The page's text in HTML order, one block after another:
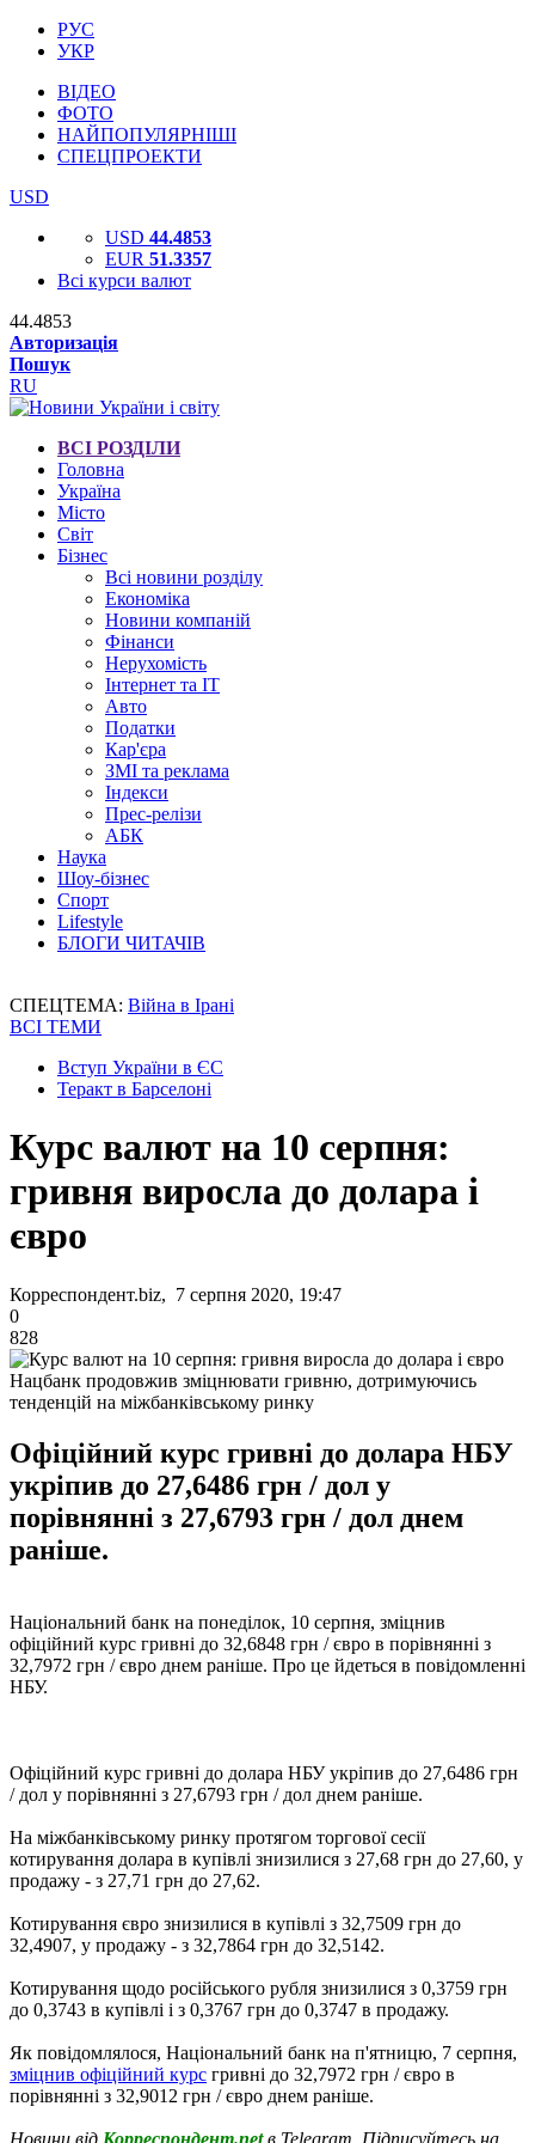
РУС
УКР
ВІДЕО
ФОТО
НАЙПОПУЛЯРНІШІ
СПЕЦПРОЕКТИ
USD
USD 44.4853
EUR 51.3357
Всі курси валют
44.4853
Авторизація
Пошук
RU
ВСІ РОЗДІЛИ
Головна
Україна
Місто
Світ
Бізнес
Всі новини розділу
Економіка
Новини компаній
Фінанси
Нерухомість
Інтернет та IT
Авто
Податки
Кар'єра
ЗМІ та реклама
Індекси
Прес-релізи
АБК
Наука
Шоу-бізнес
Спорт
Lifestyle
БЛОГИ ЧИТАЧІВ
СПЕЦТЕМА: Війна в Ірані
ВСІ ТЕМИ
Вступ України в ЄС
Теракт в Барселоні
Курс валют на 10 серпня:
гривня виросла до долара і
євро
Корреспондент.biz, 7 серпня 2020, 19:47
0
828
Нацбанк продовжив зміцнювати гривню, дотримуючись
тенденцій на міжбанківському ринку
Офіційний курс гривні до долара НБУ
укріпив до 27,6486 грн / дол у
порівнянні з 27,6793 грн / дол днем
раніше.
Національний банк на понеділок, 10 серпня, зміцнив
офіційний курс гривні до 32,6848 грн / євро в порівнянні з
32,7972 грн / євро днем ​​раніше. Про це йдеться в повідомленні
НБУ.
Офіційний курс гривні до долара НБУ укріпив до 27,6486 грн
/ дол у порівнянні з 27,6793 грн / дол днем раніше.
На міжбанківському ринку протягом торгової сесії
котирування долара в купівлі знизилися з 27,68 грн до 27,60, у
продажу - з 27,71 грн до 27,62.
Котирування євро знизилися в купівлі з 32,7509 грн до
32,4907, у продажу - з 32,7864 грн до 32,5142.
Котирування щодо російського рубля знизилися з 0,3759 грн
до 0,3743 в купівлі і з 0,3767 грн до 0,3747 в продажу.
Як повідомлялося, Національний банк на п'ятницю, 7 серпня,
зміцнив офіційний курс гривні до 32,7972 грн / євро в
порівнянні з 32,9012 грн / євро днем ​​раніше.
Новини від Корреспондент.netв Telegram. Підписуйтесь на